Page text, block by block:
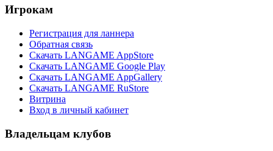
Игрокам
Регистрация для ланнера
Обратная связь
Скачать LANGAME AppStore
Скачать LANGAME Google Play
Скачать LANGAME AppGallery
Скачать LANGAME RuStore
Витрина
Вход в личный кабинет
Владельцам клубов